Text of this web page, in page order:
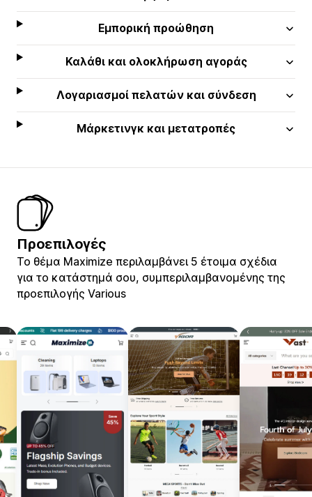
Εμπορική προώθηση
Καλάθι και ολοκλήρωση αγοράς
Λογαριασμοί πελατών και σύνδεση
Μάρκετινγκ και μετατροπές
Προεπιλογές
Το θέμα Maximize περιλαμβάνει 5 έτοιμα σχέδια
για το κατάστημά σου, συμπεριλαμβανομένης της
προεπιλογής Various